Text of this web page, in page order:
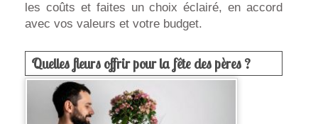
les coûts et faites un choix éclairé, en accord
avec vos valeurs et votre budget.
Quelles fleurs offrir pour la fête des pères ?